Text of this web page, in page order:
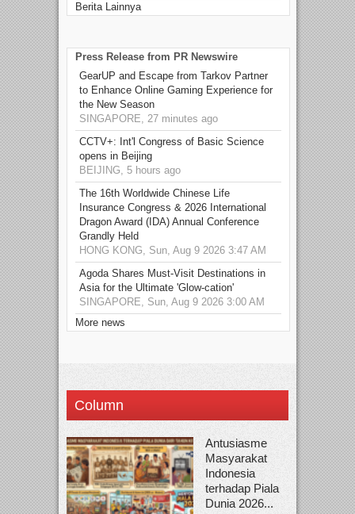
Berita Lainnya
Press Release from PR Newswire
GearUP and Escape from Tarkov Partner
to Enhance Online Gaming Experience for
the New Season
SINGAPORE, 27 minutes ago
CCTV+: Int'l Congress of Basic Science
opens in Beijing
BEIJING, 5 hours ago
The 16th Worldwide Chinese Life
Insurance Congress & 2026 International
Dragon Award (IDA) Annual Conference
Grandly Held
HONG KONG, Sun, Aug 9 2026 3:47 AM
Agoda Shares Must-Visit Destinations in
Asia for the Ultimate 'Glow-cation'
SINGAPORE, Sun, Aug 9 2026 3:00 AM
More news
Column
Antusiasme
Masyarakat
Indonesia
terhadap Piala
Dunia 2026...